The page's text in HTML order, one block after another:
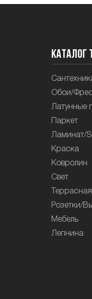
Каталог
Обои/
Латунные
Паркет
Ламинат/
Краска
Ковролин
Свет
Розетки/
Мебель
Лепнина